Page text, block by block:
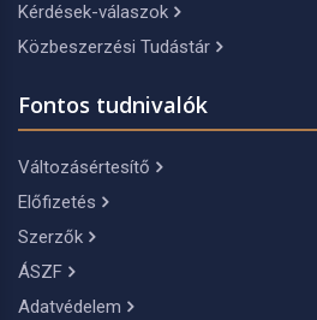
Kérdések-válaszok
Közbeszerzési Tudástár
Fontos tudnivalók
Változásértesítő
Előfizetés
Szerzők
ÁSZF
Adatvédelem